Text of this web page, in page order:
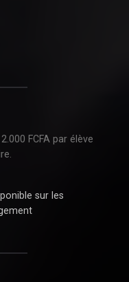
FCFA par élève
sur les